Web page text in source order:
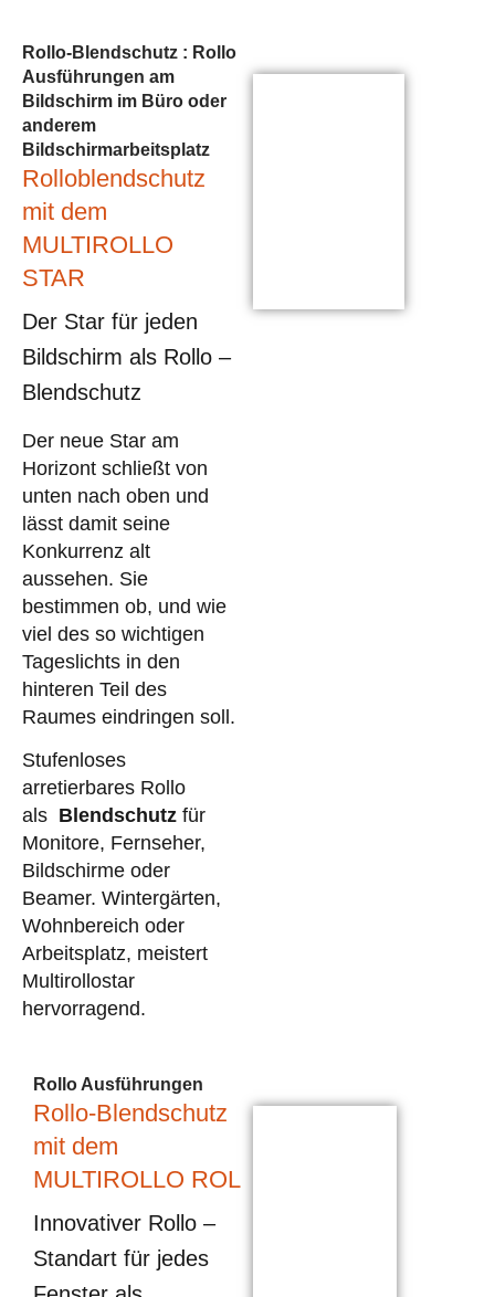
Rollo-Blendschutz : Rollo
Ausführungen am
Bildschirm im Büro oder
anderem
Bildschirmarbeitsplatz
Rolloblendschutz
mit dem
MULTIROLLO
STAR
Der Star für jeden
Bildschirm als Rollo –
Blendschutz
Der neue Star am
Horizont schließt von
unten nach oben und
lässt damit seine
Konkurrenz alt
aussehen. Sie
bestimmen ob, und wie
viel des so wichtigen
Tageslichts in den
hinteren Teil des
Raumes eindringen soll.
Stufenloses
arretierbares Rollo
als Blendschutz für
Monitore, Fernseher,
Bildschirme oder
Beamer. Wintergärten,
Wohnbereich oder
Arbeitsplatz, meistert
Multirollostar
hervorragend.
Rollo Ausführungen
Rollo-Blendschutz
mit dem
MULTIROLLO ROL
Innovativer Rollo –
Standart für jedes